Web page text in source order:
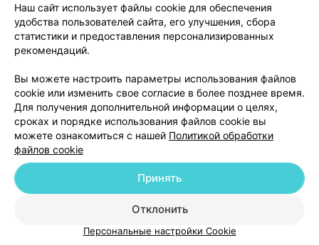
Вакансии
Партнеры
Написать руководителю 103.by
Обработка персональных данных
© 2026 ООО «Артокс Лаб», УНП 191700409
| 220012, Республика Беларусь,
Служба поддержки +375 291212755
Наш сайт использует файлы cookie для обеспечения
удобства пользователей сайта, его улучшения, сбора
статистики и предоставления персонализированных
рекомендаций.
Вы можете настроить параметры использования файлов
cookie или изменить свое согласие в более позднее время.
Для получения дополнительной информации о целях,
сроках и порядке использования файлов cookie вы
можете ознакомиться с нашей Политикой обработки
файлов cookie
Отклонить
Принять
Персональные настройки Cookie